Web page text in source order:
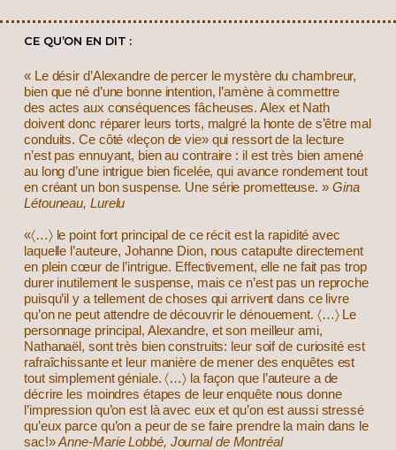
CE QU’ON EN DIT :
« Le désir d’Alexandre de percer le mystère du chambreur,
bien que né d’une bonne intention, l’amène à commettre
des actes aux conséquences fâcheuses. Alex et Nath
doivent donc réparer leurs torts, malgré la honte de s’être mal
conduits. Ce côté «leçon de vie» qui ressort de la lecture
n’est pas ennuyant, bien au contraire : il est très bien amené
au long d’une intrigue bien ficelée, qui avance rondement tout
en créant un bon suspense. Une série prometteuse. » Gina
Létouneau, Lurelu
«〈…〉 le point fort principal de ce récit est la rapidité avec
laquelle l’auteure, Johanne Dion, nous catapulte directement
en plein cœur de l’intrigue. Effectivement, elle ne fait pas trop
durer inutilement le suspense, mais ce n’est pas un reproche
puisqu’il y a tellement de choses qui arrivent dans ce livre
qu’on ne peut attendre de découvrir le dénouement. 〈…〉 Le
personnage principal, Alexandre, et son meilleur ami,
Nathanaël, sont très bien construits: leur soif de curiosité est
rafraîchissante et leur manière de mener des enquêtes est
tout simplement géniale. 〈…〉 la façon que l’auteure a de
décrire les moindres étapes de leur enquête nous donne
l’impression qu’on est là avec eux et qu’on est aussi stressé
qu’eux parce qu’on a peur de se faire prendre la main dans le
sac!»Anne-Marie Lobbé, Journal de Montréal